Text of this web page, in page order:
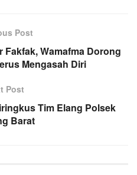
Post
Fakfak, Wamafma Dorong
Mengasah Diri
Post
Tim Elang Polsek
Barat